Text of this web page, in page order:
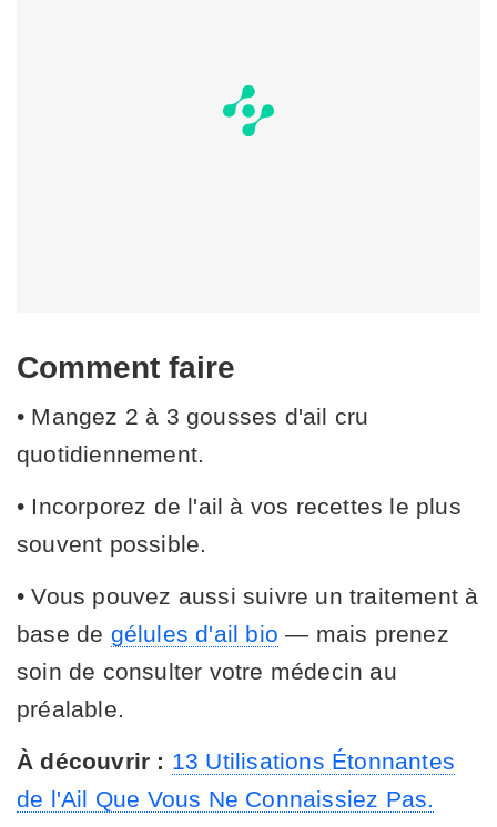
Comment faire
• Mangez 2 à 3 gousses d'ail cru
quotidiennement.
• Incorporez de l'ail à vos recettes le plus
souvent possible.
• Vous pouvez aussi suivre un traitement à
base de gélules d'ail bio — mais prenez
soin de consulter votre médecin au
préalable.
À découvrir : 13 Utilisations Étonnantes
de l'Ail Que Vous Ne Connaissiez Pas.